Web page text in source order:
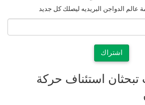
عالم الدواجن البريديه ليصلك كل جديد
اشتراك
تبحثان استئناف حركة